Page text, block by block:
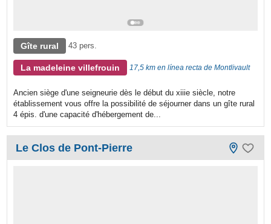
Gîte rural 43 pers.
La madeleine villefrouin 17,5 km en línea recta de Montlivault
Ancien siège d'une seigneurie dès le début du xiiie siècle, notre
établissement vous offre la possibilité de séjourner dans un gîte rural
4 épis. d'une capacité d'hébergement de...
Le Clos de Pont-Pierre